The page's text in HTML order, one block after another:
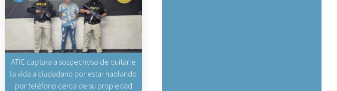
ATIC captura a sospechoso de quitarle
la vida a ciudadano por estar hablando
por teléfono cerca de su propiedad